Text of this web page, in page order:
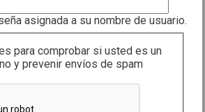
asignada a su nombre de usuario.
para comprobar si usted es un
y prevenir envíos de spam